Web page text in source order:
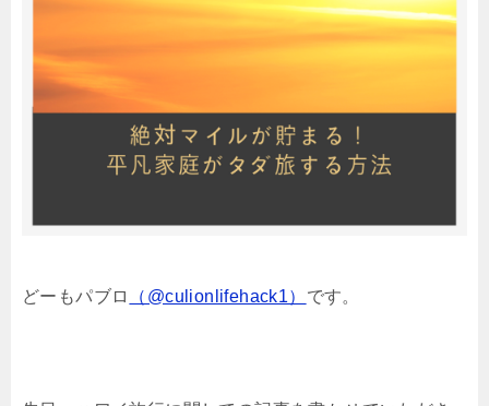
どーもパブロ （@culionlifehack1） です。